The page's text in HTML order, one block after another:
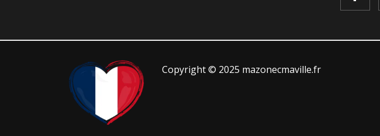
Copyright © 2025 mazonecmaville.fr